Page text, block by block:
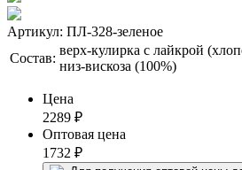
Артикул: ПЛ-328-зеленое
Состав:
верх-кулирка с лайкрой
низ-вискоза (100%)
Цена
2289 ₽
Оптовая цена
1732 ₽